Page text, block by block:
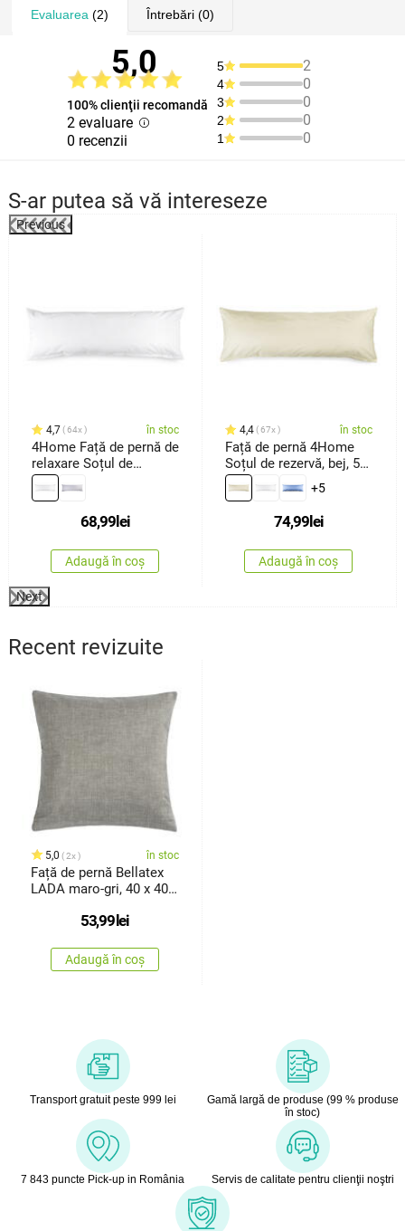
Evaluarea (2) Întrebări(0)
5,0
100% clienţii recomandă
2 evaluare
0 recenzii
5 2
4 0
3 0
2 0
1 0
S-ar putea să vă intereseze
Previous
4,7 64x în stoc
4Home Față de pernă de
relaxare Soțul de
rezervă albă, 45 x 120
cm
68,99 lei
Adaugă în coș
4,4 67x în stoc
Față de pernă 4Home
Soțul de rezervă, bej, 50
x 150 cm
+5
74,99 lei
Adaugă în coș
Next
Recent revizuite
5,0 2x în stoc
Față de pernă Bellatex
LADA maro-gri, 40 x 40
53,99lei
Adaugă în coș
Transport gratuit peste 999 lei
Gamă largă de produse (99 % produse
în stoc)
7 843 puncte Pick-up in România Servis de calitate pentru clienţii noştri